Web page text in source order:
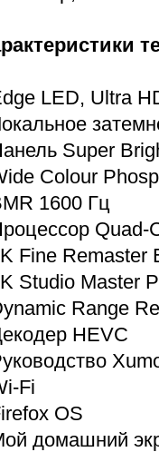
LED, Ultra
Super
Colour
1600 Гц
Quad-
Fine Remaster
Studio Master
Range
HEVC
Fi
OS
домашний